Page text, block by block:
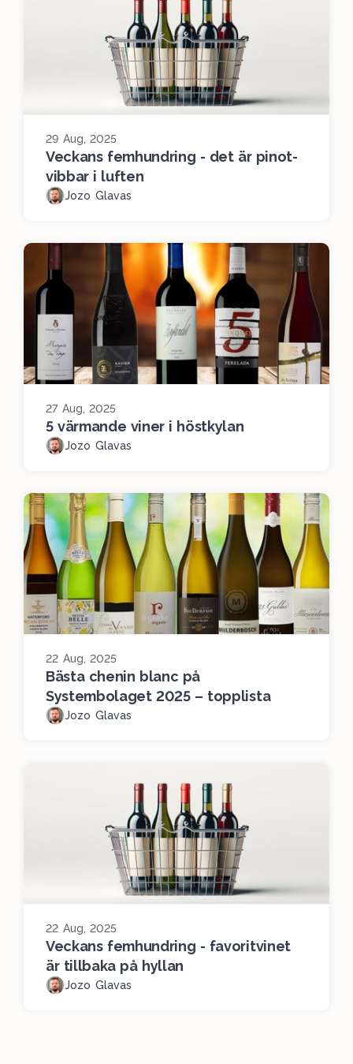
29 Aug, 2025
Veckans femhundring - det är pinot-
vibbar i luften
Jozo Glavas
27 Aug, 2025
5 värmande viner i höstkylan
Jozo Glavas
22 Aug, 2025
Bästa chenin blanc på
Systembolaget 2025 – topplista
Jozo Glavas
22 Aug, 2025
Veckans femhundring - favoritvinet
är tillbaka på hyllan
Jozo Glavas